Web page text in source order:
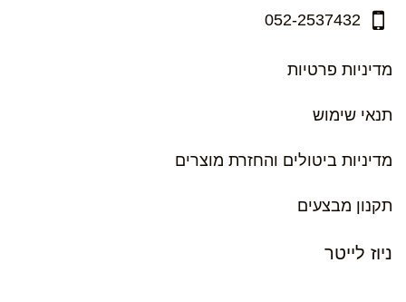
052-2537432
מדיניות פרטיות
תנאי שימוש
מדיניות ביטולים והחזרת מוצרים
תקנון מבצעים
ניוז לייטר